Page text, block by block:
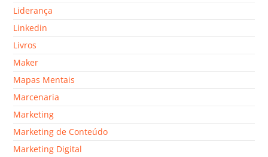
Liderança
Linkedin
Livros
Maker
Mapas Mentais
Marcenaria
Marketing
Marketing de Conteúdo
Marketing Digital